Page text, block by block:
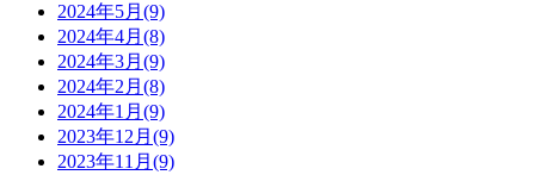
2024年5月(9)
2024年4月(8)
2024年3月(9)
2024年2月(8)
2024年1月(9)
2023年12月(9)
2023年11月(9)